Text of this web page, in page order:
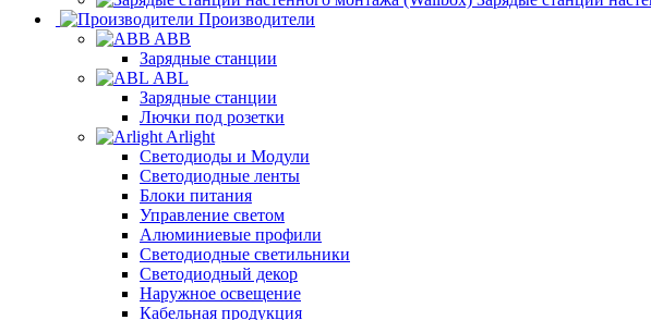
Производители
ABB
Зарядные станции
ABL
Зарядные станции
Лючки под розетки
Arlight
Светодиоды и Модули
Светодиодные ленты
Блоки питания
Управление светом
Алюминиевые профили
Светодиодные светильники
Светодиодный декор
Наружное освещение
Кабельная продукция